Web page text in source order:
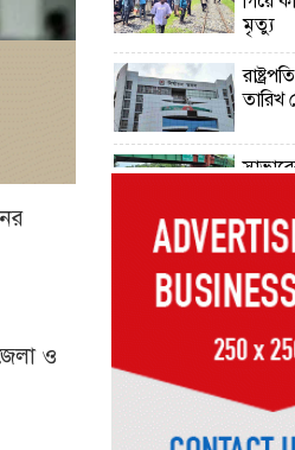
ও
মৃত্যু
তারিখ
আগস্ট
জারি